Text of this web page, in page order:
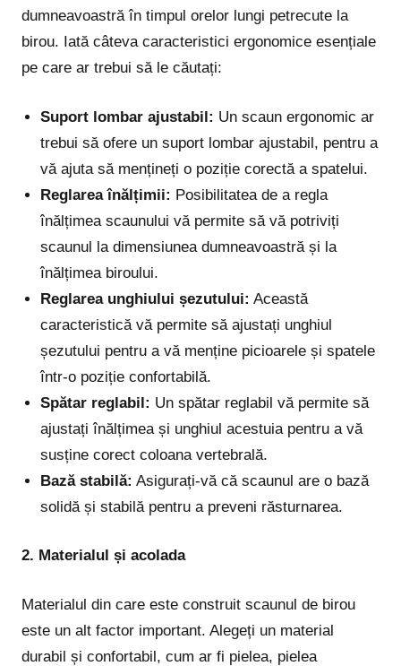
dumneavoastră în timpul orelor lungi petrecute la
birou. Iată câteva caracteristici ergonomice esențiale
pe care ar trebui să le căutați:
Suport lombar ajustabil: Un scaun ergonomic ar
trebui să ofere un suport lombar ajustabil, pentru a
vă ajuta să mențineți o poziție corectă a spatelui.
Reglarea înălțimii: Posibilitatea de a regla
înălțimea scaunului vă permite să vă potriviți
scaunul la dimensiunea dumneavoastră și la
înălțimea biroului.
Reglarea unghiului șezutului: Această
caracteristică vă permite să ajustați unghiul
șezutului pentru a vă menține picioarele și spatele
într-o poziție confortabilă.
Spătar reglabil: Un spătar reglabil vă permite să
ajustați înălțimea și unghiul acestuia pentru a vă
susține corect coloana vertebrală.
Bază stabilă: Asigurați-vă că scaunul are o bază
solidă și stabilă pentru a preveni răsturnarea.
2. Materialul și acolada
Materialul din care este construit scaunul de birou
este un alt factor important. Alegeți un material
durabil și confortabil, cum ar fi pielea, pielea